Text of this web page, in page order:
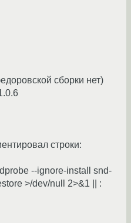
сборки нет)
строки:
--ignore-install snd-
>/dev/null 2>&1 || :